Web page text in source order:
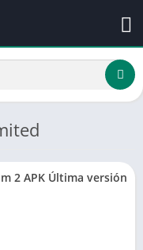
2 APK Última versión